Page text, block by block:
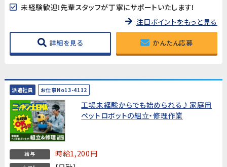
未経験歓迎!先輩スタッフが丁寧にサポートいたします!
注目ポイントをもっと見る
詳細を見る かんたん応募
派遣社員 お仕事No13-4112
工場未経験からでも始められる♪家庭用
ペットロボットの組立・修理作業
給与 時給1,200円